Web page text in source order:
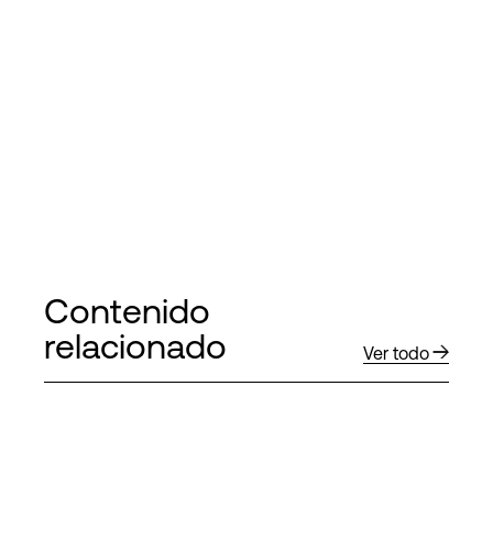
Contenido
relacionado
Ver todo